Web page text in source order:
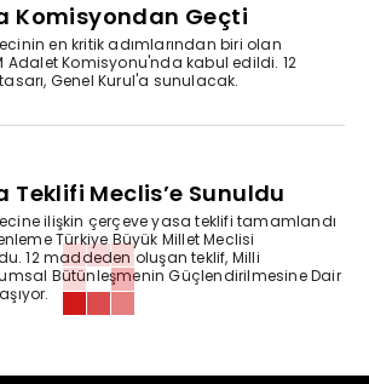
Komisyondan Geçti
en kritik adımlarından biri olan
Adalet Komisyonu'nda kabul edildi. 12
Genel Kurul'a sunulacak.
Teklifi Meclis’e Sunuldu
ilişkin çerçeve yasa teklifi tamamlandı
Türkiye Büyük Millet Meclisi
12 maddeden oluşan teklif, Milli
Bütünleşmenin Güçlendirilmesine Dair